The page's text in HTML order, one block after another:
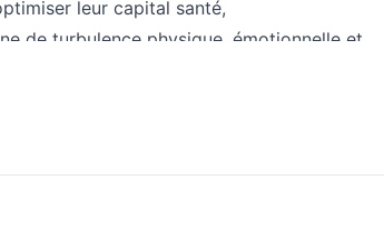
leur capital santé,
de turbulence physique, émotionnelle et
leur dynamisme en gérant la fatigue et le
d’esprit.